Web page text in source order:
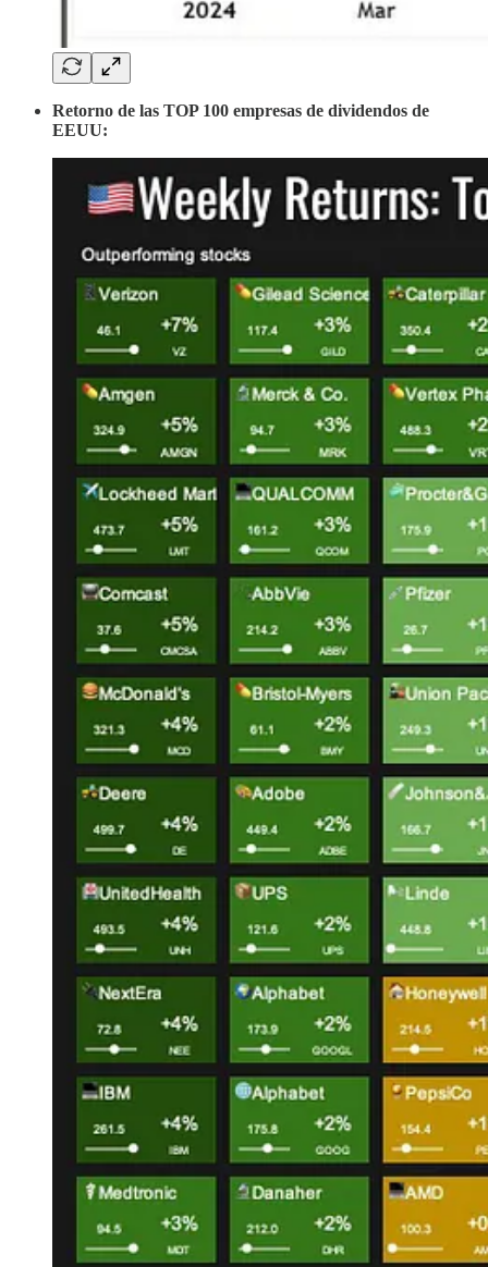
Retorno de las TOP 100 empresas de dividendos de
EEUU: